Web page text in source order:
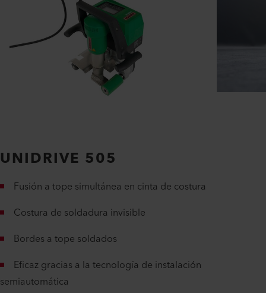
UNIDRIVE 505
Fusión a tope simultánea en cinta de costura
Costura de soldadura invisible
Bordes a tope soldados
Eficaz gracias a la tecnología de instalación
semiautomática